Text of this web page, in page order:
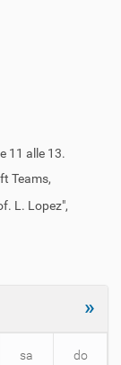
11 alle 13.
Teams,
L. Lopez",
»
sa do